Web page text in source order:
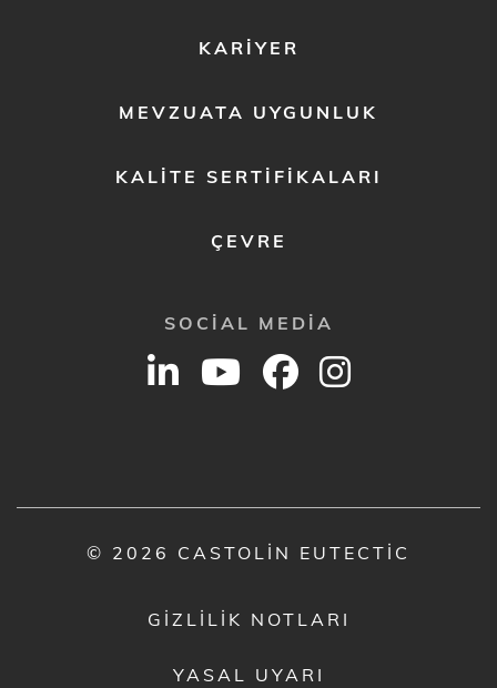
KARIYER
MEVZUATA UYGUNLUK
KALITE SERTIFIKALARI
ÇEVRE
SOCIAL MEDIA
© 2026 CASTOLIN EUTECTIC
GIZLILIK NOTLARI
YASAL UYARI